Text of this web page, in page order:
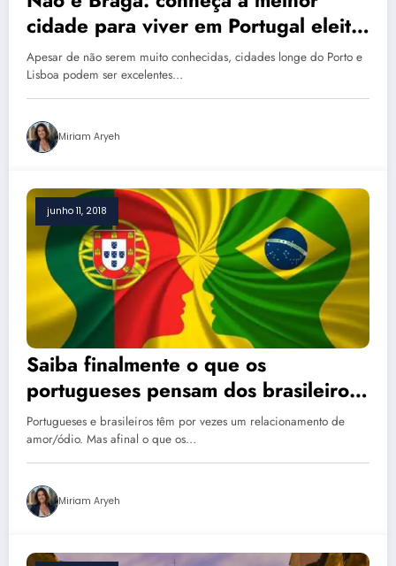
cidade para viver em Portugal eleita
pelos portugueses
Apesar de não serem muito conhecidas, cidades longe do Porto e
Lisboa podem ser excelentes…
Miriam Aryeh
junho 11, 2018
Saiba finalmente o que os
portugueses pensam dos brasileiros
vivendo em Portugal
Portugueses e brasileiros têm por vezes um relacionamento de
amor/ódio. Mas afinal o que os…
Miriam Aryeh